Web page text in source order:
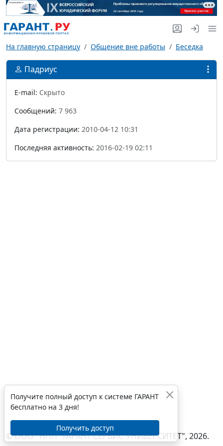
На главную страницу Общение вне работы Беседка
Падриус
E-mail: Скрыто
Сообщений: 7 963
Дата регистрации: 2010-04-12 10:31
Последняя активность: 2016-02-19 02:11
© ООО "НПП "ГАРАНТ-СЕРВИС-УНИВЕРСИТЕТ", 2026.
Получите полный доступ к системе ГАРАНТ
бесплатно на 3 дня!
Получить доступ